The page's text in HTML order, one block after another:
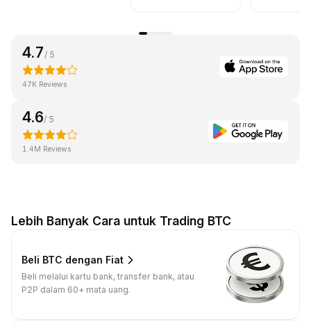
4.7 / 5
47K Reviews
4.6/ 5
1.4M Reviews
Lebih Banyak Cara untuk Trading BTC
Beli BTC dengan Fiat
Beli melalui kartu bank, transfer bank, atau
P2P dalam 60+ mata uang.